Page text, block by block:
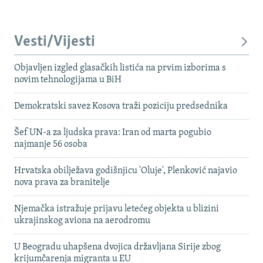
Vesti/Vijesti
Objavljen izgled glasačkih listića na prvim izborima s
novim tehnologijama u BiH
Demokratski savez Kosova traži poziciju predsednika
Šef UN-a za ljudska prava: Iran od marta pogubio
najmanje 56 osoba
Hrvatska obilježava godišnjicu 'Oluje', Plenković najavio
nova prava za branitelje
Njemačka istražuje prijavu letećeg objekta u blizini
ukrajinskog aviona na aerodromu
U Beogradu uhapšena dvojica državljana Sirije zbog
krijumčarenja migranta u EU